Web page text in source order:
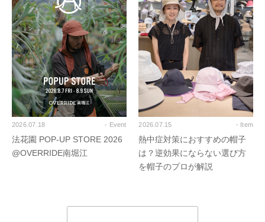
2026.07.18 - Event
法花園 POP-UP STORE 2026
@OVERRIDE南堀江
2026.07.15 - Item
熱中症対策におすすめの帽子
は？逆効果にならない選び方
を帽子のプロが解説